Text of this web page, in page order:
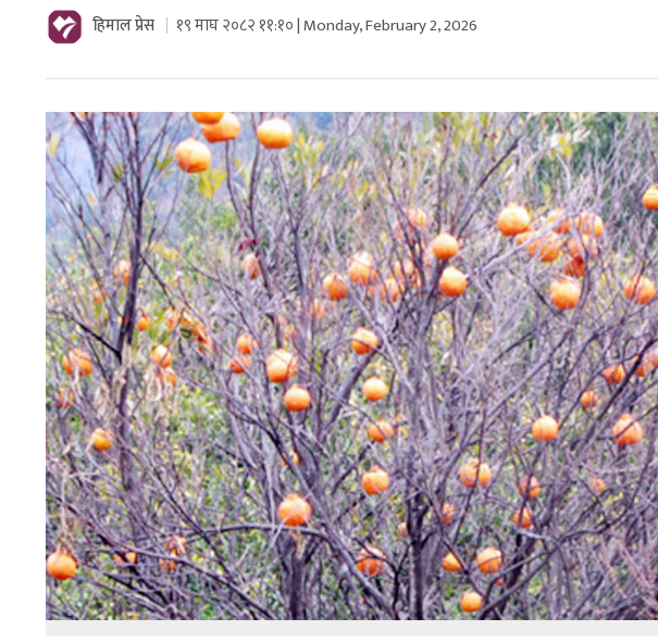
हिमाल प्रेस १९ माघ २०८२ ११:१० | Monday, February 2, 2026